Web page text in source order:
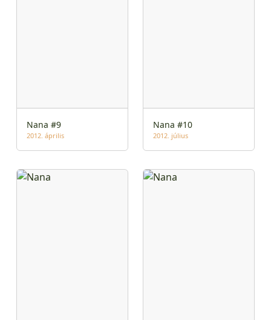
Nana #9
2012. április
Nana #10
2012. július